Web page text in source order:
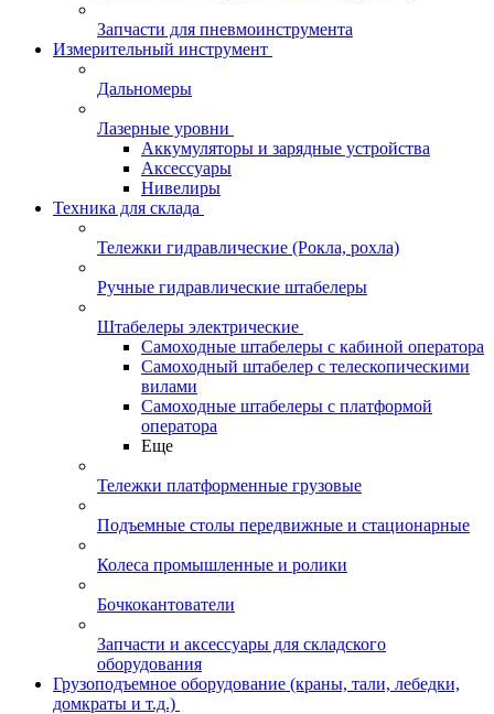
Запчасти для пневмоинструмента
Измерительный инструмент
Дальномеры
Лазерные уровни
Аккумуляторы и зарядные устройства
Аксессуары
Нивелиры
Техника для склада
Тележки гидравлические (Рокла, рохла)
Ручные гидравлические штабелеры
Штабелеры электрические
Самоходные штабелеры с кабиной оператора
Самоходный штабелер с телескопическими
вилами
Самоходные штабелеры с платформой
оператора
Еще
Тележки платформенные грузовые
Подъемные столы передвижные и стационарные
Колеса промышленные и ролики
Бочкокантователи
Запчасти и аксессуары для складского
оборудования
Грузоподъемное оборудование (краны, тали, лебедки,
домкраты и т.д.)